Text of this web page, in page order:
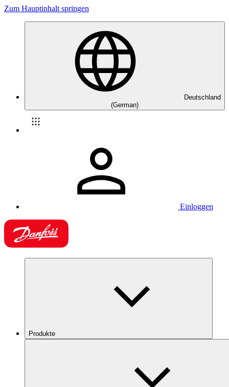
Zum Hauptinhalt springen
Deutschland
(German)
Einloggen
Produkte